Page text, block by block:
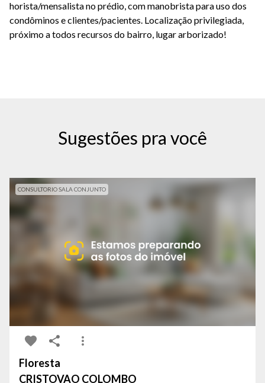
horista/mensalista no prédio, com manobrista para uso dos
condôminos e clientes/pacientes. Localização privilegiada,
próximo a todos recursos do bairro, lugar arborizado!
Sugestões pra você
CONSULTORIO SALA CONJUNTO
Floresta
CRISTOVAO COLOMBO